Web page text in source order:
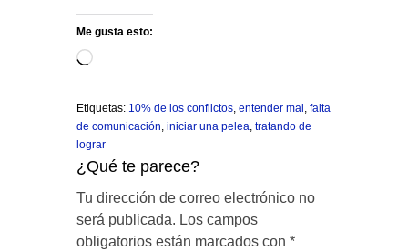
Me gusta esto:
Cargando...
Etiquetas: 10% de los conflictos, entender mal , falta
de comunicación, iniciar una pelea, tratando de
lograr
¿Qué te parece?
Tu dirección de correo electrónico no
será publicada. Los campos
obligatorios están marcados con *